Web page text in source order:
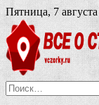
Пятница, 7 августа
Найти: